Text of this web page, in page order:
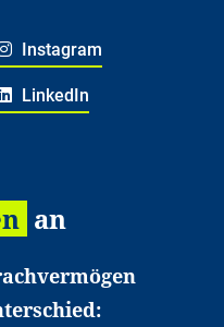
Instagram
LinkedIn
an